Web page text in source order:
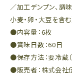
／加工デンプン、調
小麦・卵・大豆を含む
●内容量：6枚
●賞味日数：60日
●保存方法：要冷蔵
●販売者：株式会